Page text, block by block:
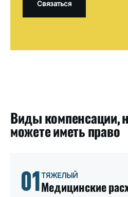
Виды компенсации,
можете иметь право
01ТЯЖЕЛЫЙ
Медицинские